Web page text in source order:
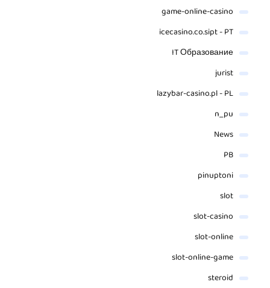
game-online-casino
icecasino.co.sipt - PT
IT Образование
jurist
lazybar-casino.pl - PL
n_pu
News
PB
pinuptoni
slot
slot-casino
slot-online
slot-online-game
steroid